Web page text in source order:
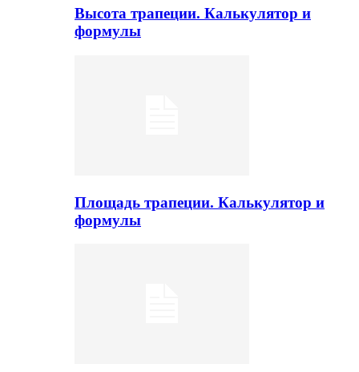
Высота трапеции. Калькулятор и
формулы
Площадь трапеции. Калькулятор и
формулы